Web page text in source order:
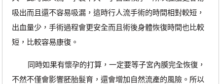
吸出而且還不容易吸漏，這時行人流手術的時間相對較短，
出血量少，手術過程會更安全而且術後身體恢復時間也比較
短，比較容易康復。
同時如果有懷孕的打算，一定要等子宮內膜完全恢復，
不然不僅會影響胚胎髮育，還會增加自然流產的風險。所以